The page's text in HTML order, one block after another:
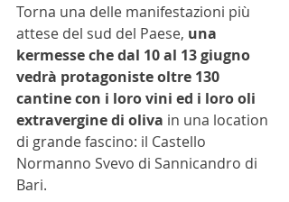
Torna una delle manifestazioni più
attese del sud del Paese, una
kermesse che dal 10 al 13 giugno
vedrà protagoniste oltre 130
cantine con i loro vini ed i loro oli
extravergine di oliva in una location
di grande fascino: il Castello
Normanno Svevo di Sannicandro di
Bari.